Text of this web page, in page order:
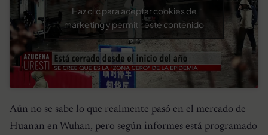
Haz clic para aceptar cookies de
marketing y permitir este contenido
Aún no se sabe lo que realmente pasó en el mercado de
Huanan en Wuhan, pero según informes está programado